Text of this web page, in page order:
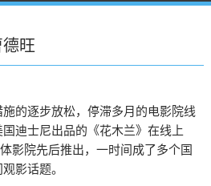
旺
施的逐步放松，停滞多月的电影院线
迪士尼出品的《花木兰》在线上
影院先后推出，一时间成了多个国
影话题。